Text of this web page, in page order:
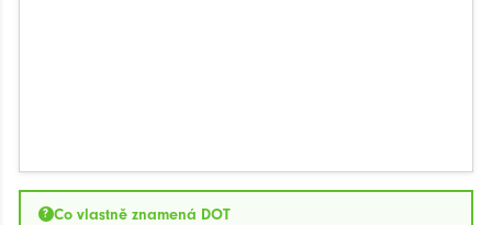
Co vlastně znamená DOT